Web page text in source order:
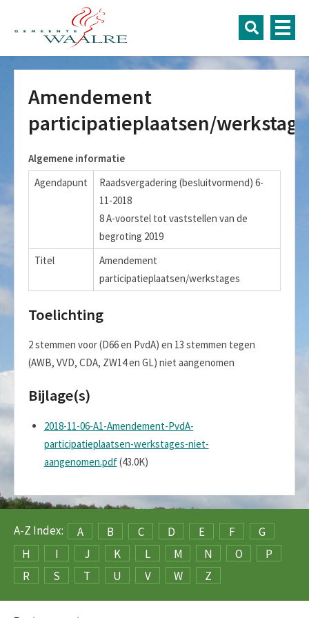
Amendement
participatieplaatsen/
Algemene informatie
Agendapunt
Raadsvergadering (besluitvormend) 6-
11-2018
8 A-voorstel tot vaststellen van de
begroting 2019
Titel
Amendement
participatieplaatsen/werkstages
Toelichting
2 stemmen voor (D66 en PvdA) en 13 stemmen tegen
(AWB, VVD, CDA, ZW14 en GL) niet aangenomen
Bijlage(s)
2018-11-06-A1-Amendement-PvdA-
participatieplaatsen-werkstages-niet-
aangenomen.pdf(43.0K)
A-Z Index: A B C D E F
G
H
I J K L M N O
P
R
S T U V W Z